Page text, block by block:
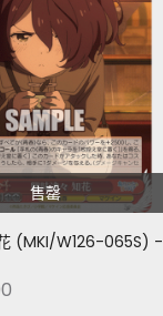
售罄
(MKI/W126-065S) -